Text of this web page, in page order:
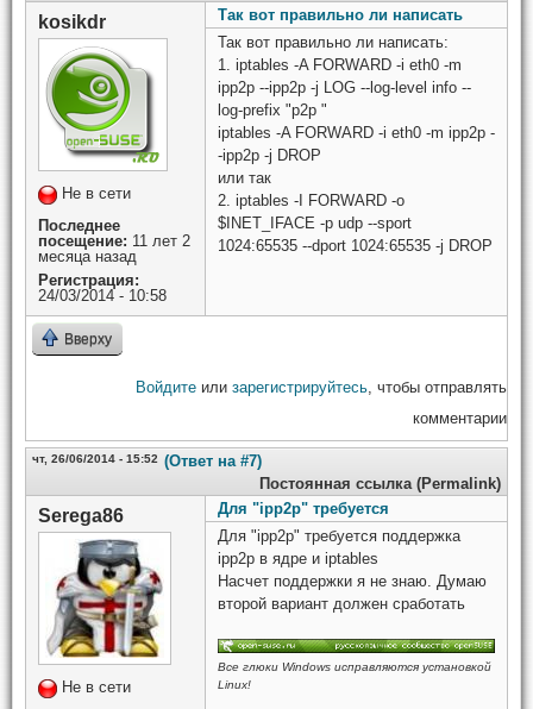
kosikdr
Не в сети
Последнее
посещение: 11 лет 2
месяца назад
Регистрация:
24/03/2014 - 10:58
Так вот правильно ли написать
Так вот правильно ли написать:
1. iptables -A FORWARD -i eth0 -m
ipp2p --ipp2p -j LOG --log-level info --
log-prefix "p2p "
iptables -A FORWARD -i eth0 -m ipp2p -
-ipp2p -j DROP
или так
2. iptables -I FORWARD -o
$INET_IFACE -p udp --sport
1024:65535 --dport 1024:65535 -j DROP
Вверху
Войдите или зарегистрируйтесь, чтобы отправлять
комментарии
чт, 26/06/2014 - 15:52 (Ответ на #7)
Постоянная ссылка (Permalink)
Serega86
Не в сети
Для "ipp2p" требуется
Для "ipp2p" требуется поддержка
ipp2p в ядре и iptables
Насчет поддержки я не знаю. Думаю
второй вариант должен сработать
Все глюки Windows исправляются установкой
Linux!